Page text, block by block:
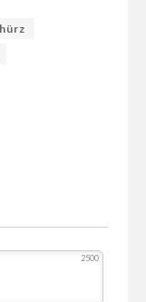
2500